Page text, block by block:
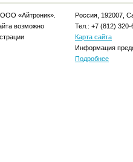
«Айтроник».
возможно
Россия, 192007,
Тел.: +7 (812) 320-
Карта сайта
Информация
Подробнее